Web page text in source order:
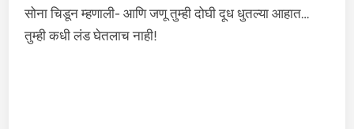
सोना चिडून म्हणाली- आणि जणू तुम्ही दोघी दूध धुतल्या आहात…
तुम्ही कधी लंड घेतलाच नाही!